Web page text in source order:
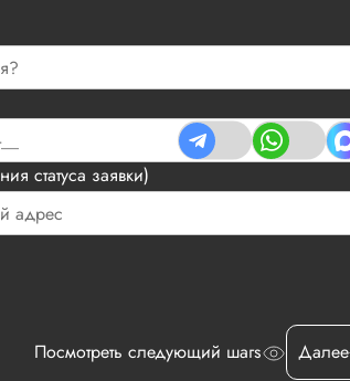
статуса заявки)
Посмотреть следующий шагs Далее